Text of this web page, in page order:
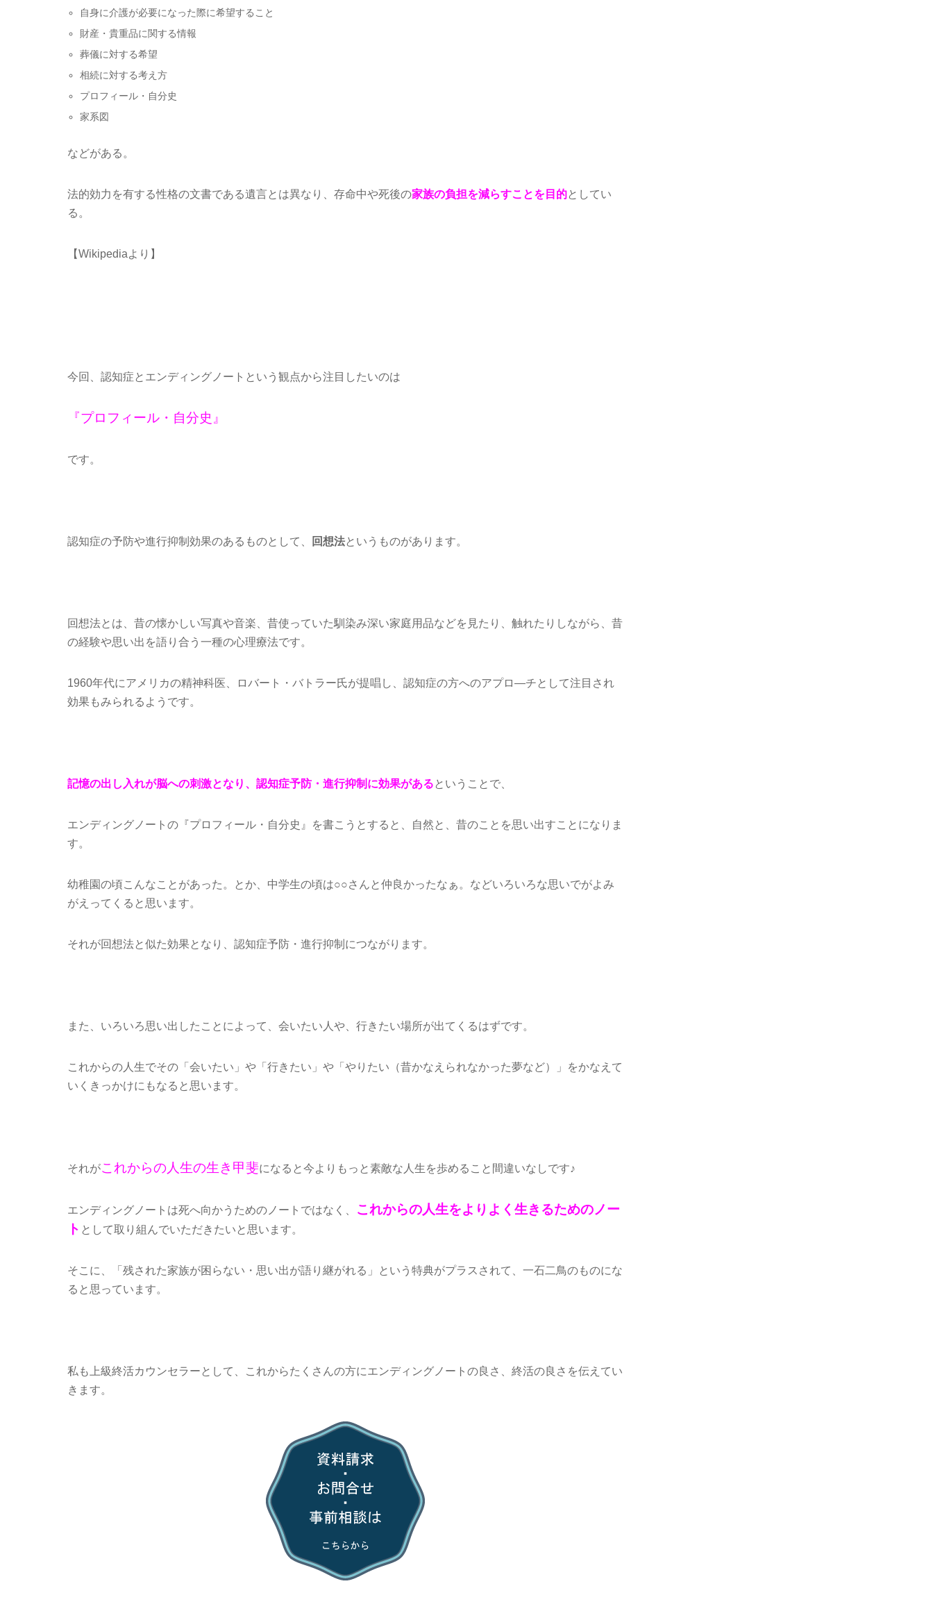
自身に介護が必要になった際に希望すること
財産・貴重品に関する情報
葬儀に対する希望
相続に対する考え方
プロフィール・自分史
家系図
などがある。
法的効力を有する性格の文書である遺言とは異なり、存命中や死後の家族の負担を減らすことを目的としてい
る。
【Wikipediaより】
今回、認知症とエンディングノートという観点から注目したいのは
『プロフィール・自分史』
です。
認知症の予防や進行抑制効果のあるものとして、 回想法というものがあります。
回想法とは、昔の懐かしい写真や音楽、昔使っていた馴染み深い家庭用品などを見たり、触れたりしながら、昔
の経験や思い出を語り合う一種の心理療法です。
1960年代にアメリカの精神科医、ロバート・バトラー氏が提唱し、認知症の方へのアプロ―チとして注目され
効果もみられるようです。
記憶の出し入れが脳への刺激となり、認知症予防・進行抑制に効果がある ということで、
エンディングノートの『プロフィール・自分史』を書こうとすると、自然と、昔のことを思い出すことになりま
す。
幼稚園の頃こんなことがあった。とか、中学生の頃は○○さんと仲良かったなぁ。などいろいろな思いでがよみ
がえってくると思います。
それが回想法と似た効果となり、認知症予防・進行抑制につながります。
また、いろいろ思い出したことによって、会いたい人や、行きたい場所が出てくるはずです。
これからの人生でその「会いたい」や「行きたい」や「やりたい（昔かなえられなかった夢など）」をかなえて
いくきっかけにもなると思います。
それがこれからの人生の生き甲斐になると今よりもっと素敵な人生を歩めること間違いなしです♪
エンディングノートは死へ向かうためのノートではなく、
これからの人生をよりよく生きるためのノー
ト として取り組んでいただきたいと思います。
そこに、「残された家族が困らない・思い出が語り継がれる」という特典がプラスされて、一石二鳥のものにな
ると思っています。
私も上級終活カウンセラーとして、これからたくさんの方にエンディングノートの良さ、終活の良さを伝えてい
きます。